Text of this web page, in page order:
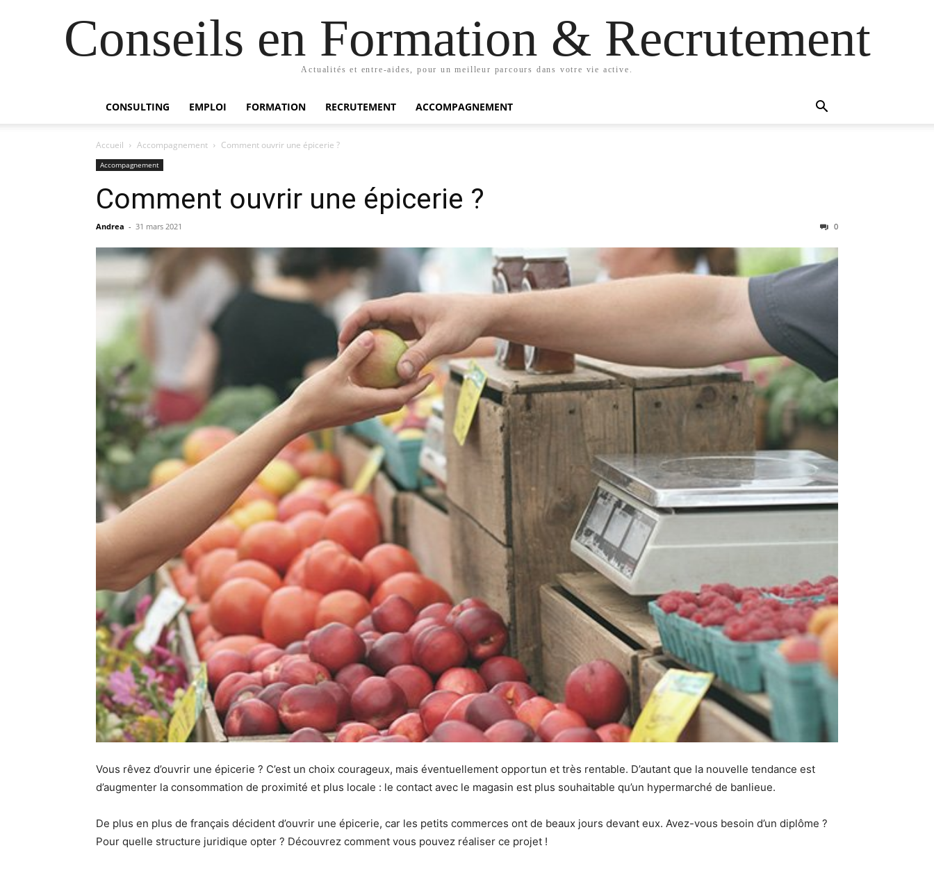
Conseils en Formation & Recrutement
Actualités et entre-aides, pour un meilleur parcours dans votre vie active.
CONSULTING EMPLOI FORMATION RECRUTEMENT ACCOMPAGNEMENT
Accueil Accompagnement Comment ouvrir une épicerie ?
Accompagnement
Comment ouvrir une épicerie ?
Andrea - 31 mars 2021 0
Vous rêvez d’ouvrir une épicerie ? C’est un choix courageux, mais éventuellement opportun et très rentable. D’autant que la nouvelle tendance est
d’augmenter la consommation de proximité et plus locale : le contact avec le magasin est plus souhaitable qu’un hypermarché de banlieue.
De plus en plus de français décident d’ouvrir une épicerie, car les petits commerces ont de beaux jours devant eux. Avez-vous besoin d’un diplôme ?
Pour quelle structure juridique opter ? Découvrez comment vous pouvez réaliser ce projet !